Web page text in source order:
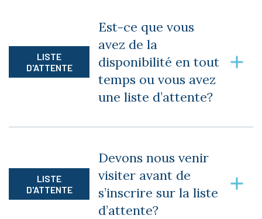
LISTE
D'ATTENTE
Est-ce que vous
avez de la
disponibilité en tout
temps ou vous avez
une liste d’attente?
des 3 et demi ou 4 et demi.
LISTE
D'ATTENTE
Devons nous venir
visiter avant de
s’inscrire sur la liste
d’attente?